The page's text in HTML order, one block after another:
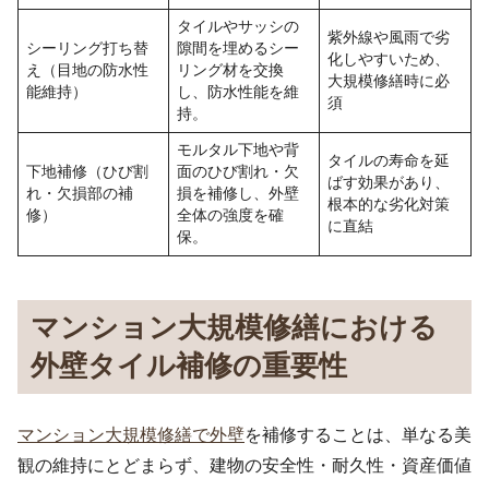
シーリング打ち替
え（目地の防水性
能維持）
タイルやサッシの
隙間を埋めるシー
リング材を交換
し、防水性能を維
持。
紫外線や風雨で劣
化しやすいため、
大規模修繕時に必
須
下地補修（ひび割
れ・欠損部の補
修）
モルタル下地や背
面のひび割れ・欠
損を補修し、外壁
全体の強度を確
保。
タイルの寿命を延
ばす効果があり、
根本的な劣化対策
に直結
マンション大規模修繕における
外壁タイル補修の重要性
マンション大規模修繕で外壁を補修することは、単なる美
観の維持にとどまらず、建物の安全性・耐久性・資産価値